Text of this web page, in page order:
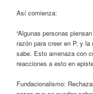
Así comienza:
“Algunas personas
razón para creer en P, y
sabe. Esto amenaza con
reacciones a esto en
Fundacionalismo: